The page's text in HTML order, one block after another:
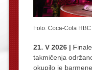
Foto: Coca-Cola
21. V 2026 |
takmičenja
okupilo je